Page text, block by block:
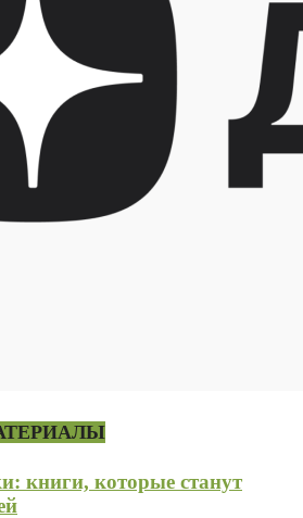
книги, которые станут